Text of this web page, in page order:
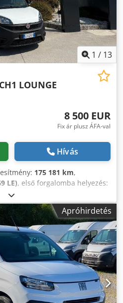
1 / 13
LOUNGE
8 500 EUR
Fix ár plusz ÁFA-val
Hívás
175 181 km,
LE), első forgalomba helyezés:
dízel
, Megengedett össztömeg:
Apróhirdetés